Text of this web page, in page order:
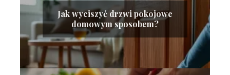
Jak wyciszyć drzwi pokojowe
domowym sposobem?